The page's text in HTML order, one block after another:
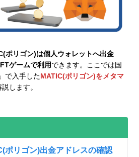
ポリゴン)は個人ウォレットへ出金
ゲームで利用できます。ここでは国
で入手したMATIC(ポリゴン)をメタマ
します。
ポリゴン)出金アドレスの確認